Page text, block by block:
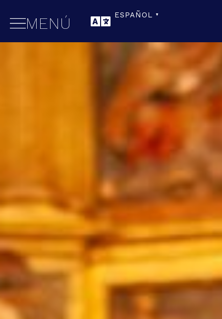
MENÚ ESPAÑOL ▼